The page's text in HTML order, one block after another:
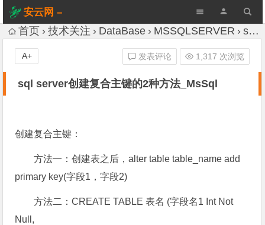
安云网 –
AnYun.ORG
首页 技术关注 DataBase MSSQLSERVER sql server创建复合主键的2种方法_MsSql
sql server创建复合主键的2种方法_MsSql
发表评论 1,317 次浏览
A+
创建复合主键：
方法一：创建表之后，alter table table_name add
primary key(字段1，字段2)
方法二：CREATE TABLE 表名 (字段名1 Int Not
Null,